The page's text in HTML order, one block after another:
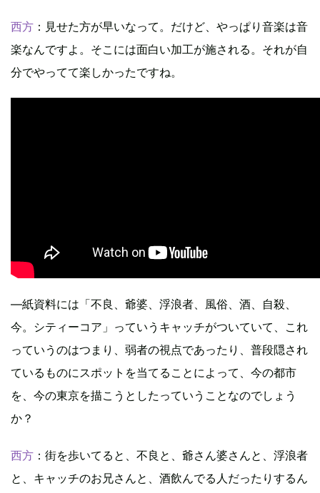
西方 ：見せた方が早いなって。だけど、やっぱり音楽は音
楽なんですよ。そこには面白い加工が施される。それが自
分でやってて楽しかったですね。
―紙資料には「不良、爺婆、浮浪者、風俗、酒、自殺、
今。シティーコア」っていうキャッチがついていて、これ
っていうのはつまり、弱者の視点であったり、普段隠され
ているものにスポットを当てることによって、今の都市
を、今の東京を描こうとしたっていうことなのでしょう
か？
西方 ：街を歩いてると、不良と、爺さん婆さんと、浮浪者
と、キャッチのお兄さんと、酒飲んでる人だったりするん